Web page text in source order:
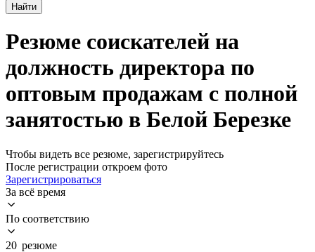
Найти
Резюме соискателей на
должность директора по
оптовым продажам с полной
занятостью в Белой Березке
Чтобы видеть все резюме, зарегистрируйтесь
После регистрации откроем фото
Зарегистрироваться
За всё время
По соответствию
20 резюме